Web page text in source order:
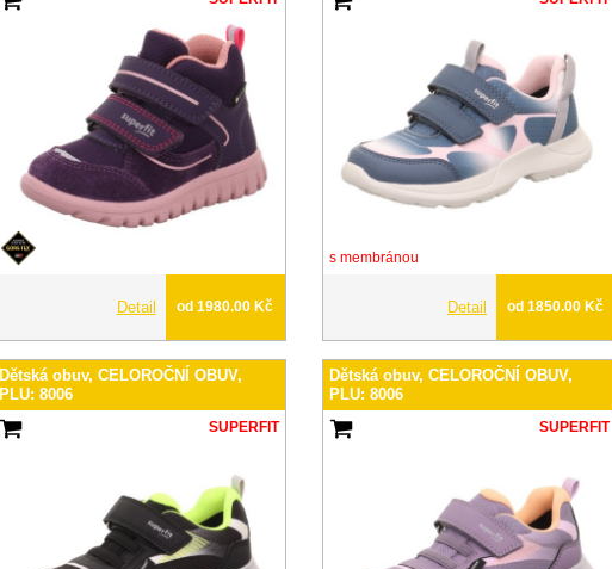
Detail od 1980.00 Kč
s membránou
Detail od 1850.00 Kč
Dětská obuv, CELOROČNÍ OBUV,
PLU: 8006
SUPERFIT
Dětská obuv, CELOROČNÍ OBUV,
PLU: 8006
SUPERFIT